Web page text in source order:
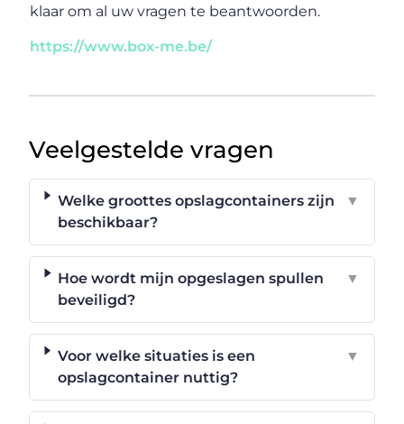
klaar om al uw vragen te beantwoorden.
https://www.box-me.be/
Veelgestelde vragen
Welke groottes opslagcontainers zijn
beschikbaar?
▼
Hoe wordt mijn opgeslagen spullen
beveiligd?
▼
Voor welke situaties is een
opslagcontainer nuttig?
▼